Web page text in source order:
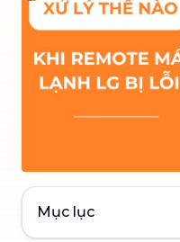
Mục lục